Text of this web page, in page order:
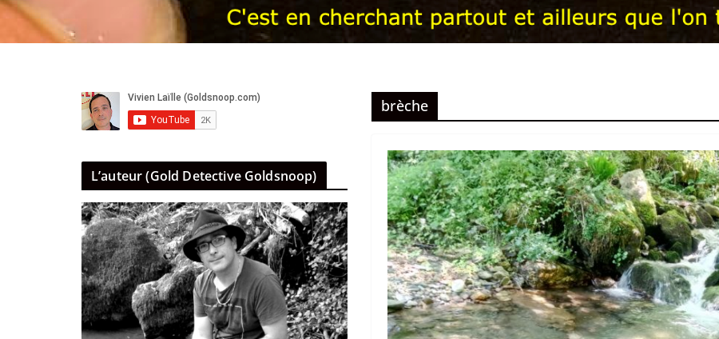
brèche
L’auteur (Gold Detective Goldsnoop)